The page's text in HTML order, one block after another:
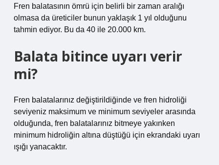
Fren balatasının ömrü için belirli bir zaman aralığı
olmasa da üreticiler bunun yaklaşık 1 yıl olduğunu
tahmin ediyor. Bu da 40 ile 20.000 km.
Balata bitince uyarı verir
mi?
Fren balatalarınız değiştirildiğinde ve fren hidroliği
seviyeniz maksimum ve minimum seviyeler arasında
olduğunda, fren balatalarınız bitmeye yakınken
minimum hidroliğin altına düştüğü için ekrandaki uyarı
ışığı yanacaktır.